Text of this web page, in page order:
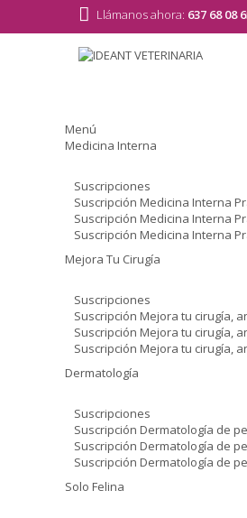
Llámanos ahora: 637 68 08
Menú
Medicina Interna
Suscripciones
Suscripción Medicina Interna
Suscripción Medicina Interna
Suscripción Medicina Interna
Mejora Tu Cirugía
Suscripciones
Suscripción Mejora tu cirugía,
Suscripción Mejora tu cirugía,
Suscripción Mejora tu cirugía,
Dermatología
Suscripciones
Suscripción Dermatología de
Suscripción Dermatología de
Suscripción Dermatología de
Solo Felina